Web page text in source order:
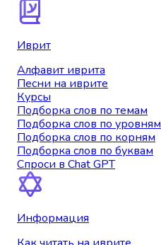
Иврит
Алфавит иврита
Песни на иврите
Курсы
Подборка слов по темам
Подборка слов по уровням
Подборка слов по корням
Подборка слов по буквам
Спроси в Chat GPT
Информация